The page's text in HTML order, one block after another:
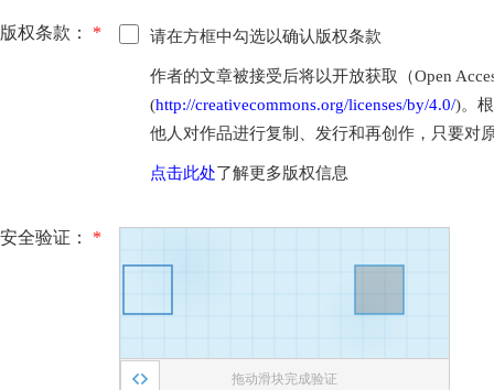
版权条款： * 请在方框中勾选以确认版权条款
作者的文章被接受后将以开放获取（Open
(http://creativecommons.org/licenses/by/4.0/)。
他人对作品进行复制、发行和再创作，只要对
点击此处了解更多版权信息
安全验证： *
拖动滑块完成验证